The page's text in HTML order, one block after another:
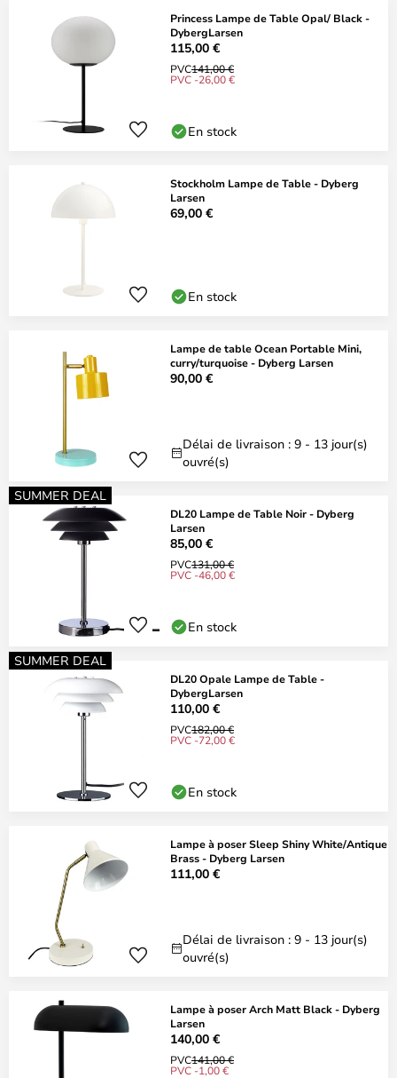
Princess Lampe de Table Opal/ Black -
DybergLarsen
115,00 €
PVC141,00 €
PVC -26,00 €
En stock
Stockholm Lampe de Table - Dyberg
Larsen
69,00 €
En stock
Lampe de table Ocean Portable Mini,
curry/turquoise - Dyberg Larsen
90,00 €
Délai de livraison : 9 - 13 jour(s)
ouvré(s)
SUMMER DEAL
DL20 Lampe de Table Noir - Dyberg
Larsen
85,00 €
PVC131,00 €
PVC -46,00 €
En stock
SUMMER DEAL
DL20 Opale Lampe de Table -
DybergLarsen
110,00 €
PVC182,00 €
PVC -72,00 €
En stock
Lampe à poser Sleep Shiny White/Antique
Brass - Dyberg Larsen
111,00 €
Délai de livraison : 9 - 13 jour(s)
ouvré(s)
Lampe à poser Arch Matt Black - Dyberg
Larsen
140,00 €
PVC141,00 €
PVC -1,00 €